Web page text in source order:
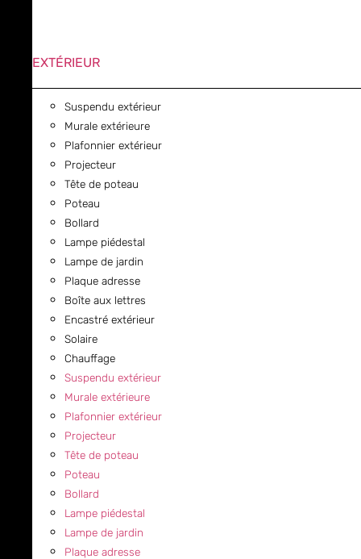
EXTÉRIEUR
Suspendu extérieur
Murale extérieure
Plafonnier extérieur
Projecteur
Tête de poteau
Poteau
Bollard
Lampe piédestal
Lampe de jardin
Plaque adresse
Boîte aux lettres
Encastré extérieur
Solaire
Chauffage
Suspendu extérieur
Murale extérieure
Plafonnier extérieur
Projecteur
Tête de poteau
Poteau
Bollard
Lampe piédestal
Lampe de jardin
Plaque adresse